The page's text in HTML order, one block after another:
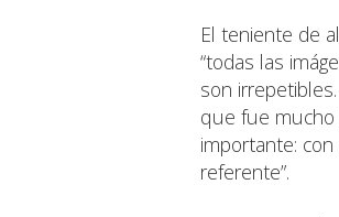
El teniente de
“todas las
son
que fue
importante:
referente”.